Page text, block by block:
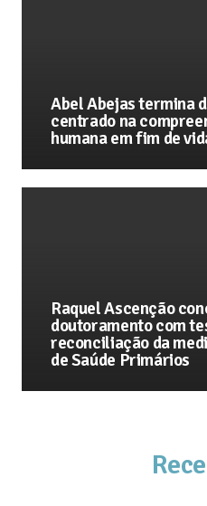
Abel Abejas termina
centrado na
humana em fim de
Raquel Ascenção
doutoramento com
reconciliação da
de Saúde Primários